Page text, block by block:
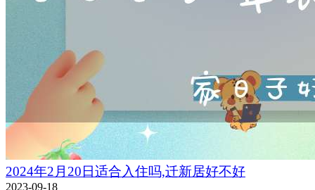
2024年2月20日适合入住吗,迁新居好不好
2023-09-18